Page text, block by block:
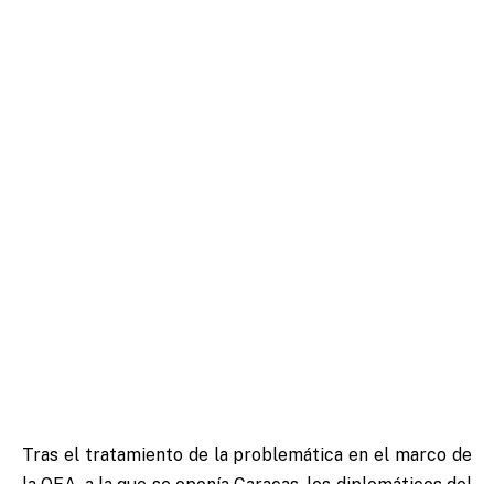
Tras el tratamiento de la problemática en el marco de